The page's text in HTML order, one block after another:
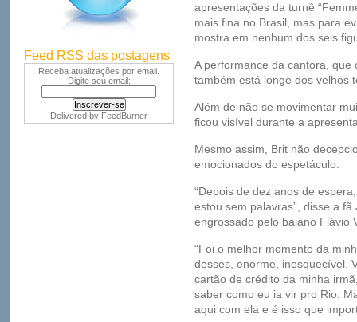
Feed RSS das postagens
Receba atualizações por email.
Digite seu email:
Delivered by FeedBurner
apresentações da turnê
mais fina no Brasil, mas para
mostra em nenhum dos seis
A performance da cantora,
também está longe dos velhos
Além de não se movimentar
ficou visível durante a
Mesmo assim, Brit não
emocionados do espetáculo.
“Depois de dez anos de
estou sem palavras”, disse a
engrossado pelo baiano Flávio
“Foi o melhor momento da
desses, enorme, inesquecível.
cartão de crédito da minha
saber como eu ia vir pro Rio.
aqui com ela e é isso que